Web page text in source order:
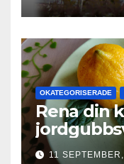
OKATEGORISERADE
Rena din
11